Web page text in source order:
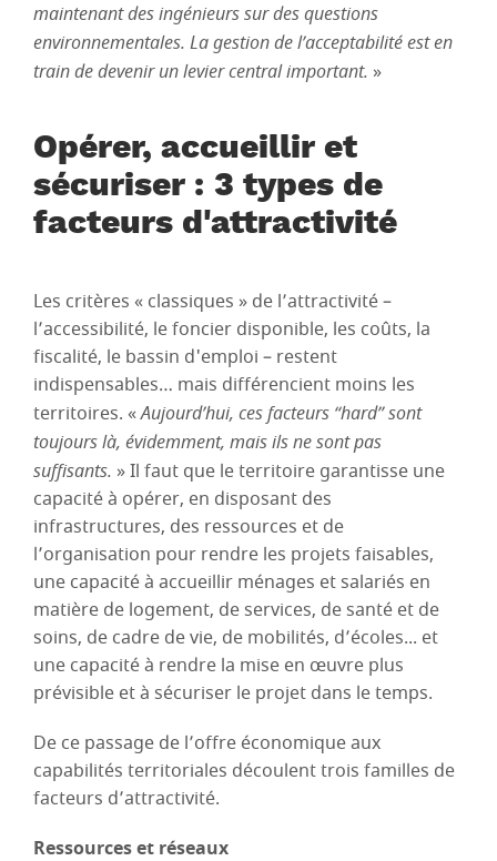
maintenant des ingénieurs sur des questions
environnementales. La gestion de l’acceptabilité est en
train de devenir un levier central important. »
Opérer, accueillir et
sécuriser : 3 types de
facteurs d'attractivité
Les critères « classiques » de l’attractivité –
l’accessibilité, le foncier disponible, les coûts, la
fiscalité, le bassin d'emploi – restent
indispensables… mais différencient moins les
territoires. «Aujourd’hui, ces facteurs “hard” sont
toujours là, évidemment, mais ils ne sont pas
suffisants. » Il faut que le territoire garantisse une
capacité à opérer, en disposant des
infrastructures, des ressources et de
l’organisation pour rendre les projets faisables,
une capacité à accueillir ménages et salariés en
matière de logement, de services, de santé et de
soins, de cadre de vie, de mobilités, d’écoles... et
une capacité à rendre la mise en œuvre plus
prévisible et à sécuriser le projet dans le temps.
De ce passage de l’offre économique aux
capabilités territoriales découlent trois familles de
facteurs d’attractivité.
Ressources et réseaux